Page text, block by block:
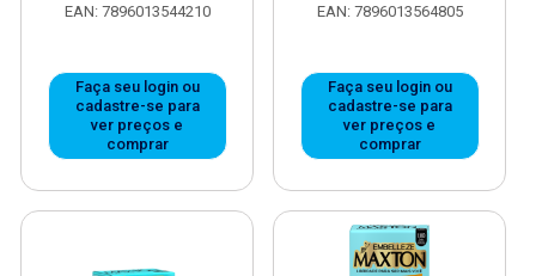
EAN: 7896013544210
Faça seu login ou
cadastre-se para
ver preços e
comprar
EAN: 7896013564805
Faça seu login ou
cadastre-se para
ver preços e
comprar